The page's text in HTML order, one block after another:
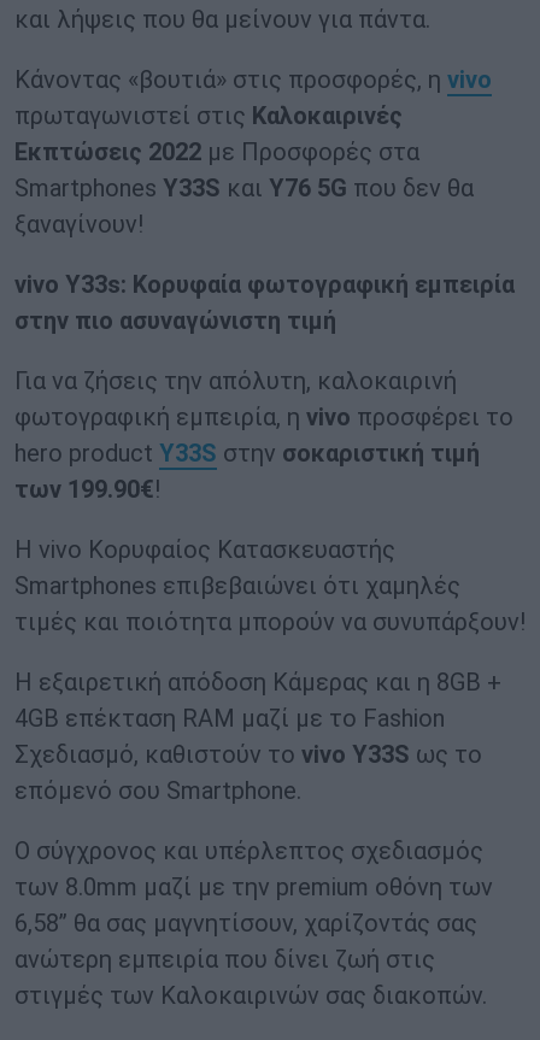
και λήψεις που θα μείνουν για πάντα.
Κάνοντας «βουτιά» στις προσφορές, η vivo
πρωταγωνιστεί στις Καλοκαιρινές
Εκπτώσεις 2022 με Προσφορές στα
Smartphones Υ33S και Υ76 5G που δεν θα
ξαναγίνουν!
vivo Y33s: Κορυφαία φωτογραφική εμπειρία
στην πιο ασυναγώνιστη τιμή
Για να ζήσεις την απόλυτη, καλοκαιρινή
φωτογραφική εμπειρία, η vivo προσφέρει το
hero product Υ33S στην σοκαριστική τιμή
των 199.90€!
Η vivo Κορυφαίος Κατασκευαστής
Smartphones επιβεβαιώνει ότι χαμηλές
τιμές και ποιότητα μπορούν να συνυπάρξουν!
Η εξαιρετική απόδοση Κάμερας και η 8GB +
4GB επέκταση RAM μαζί με το Fashion
Σχεδιασμό, καθιστούν το vivo Y33S ως το
επόμενό σου Smartphone.
Ο σύγχρονος και υπέρλεπτος σχεδιασμός
των 8.0mm μαζί με την premium οθόνη των
6,58’’ θα σας μαγνητίσουν, χαρίζοντάς σας
ανώτερη εμπειρία που δίνει ζωή στις
στιγμές των Καλοκαιρινών σας διακοπών.